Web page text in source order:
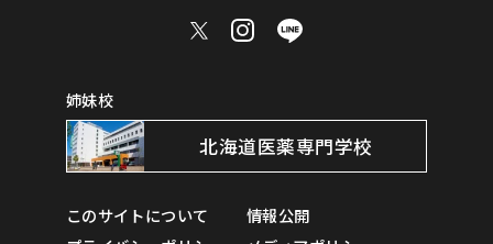
姉妹校
北海道医薬専門学校
このサイトについて
情報公開